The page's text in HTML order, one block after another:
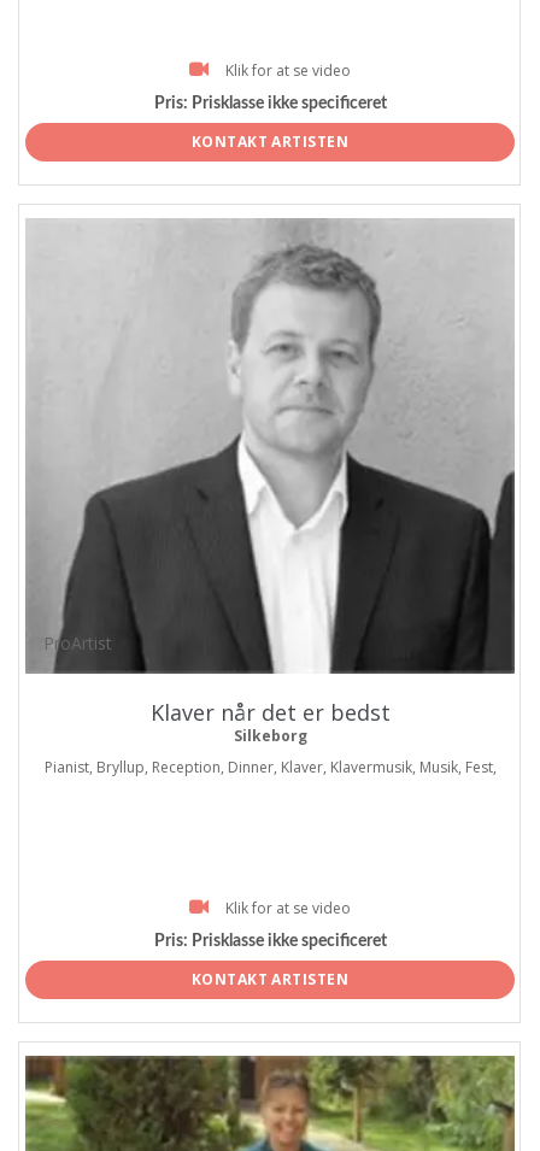
Klik for at se video
Pris: Prisklasse ikke specificeret
KONTAKT ARTISTEN
ProArtist
Klaver når det er bedst
Silkeborg
Pianist, Bryllup, Reception, Dinner, Klaver, Klavermusik, Musik, Fest,
Klik for at se video
Pris: Prisklasse ikke specificeret
KONTAKT ARTISTEN